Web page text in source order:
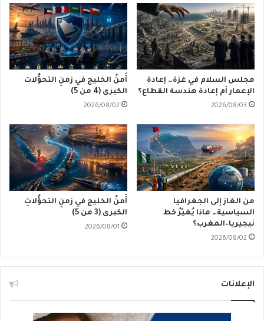
مجلس السلام في غزة… إعادة
الإعمار أم إعادة هندسة القطاع؟
2026/08/03
أَمنُ الخليج في زمنِ التحوُّلات
الكبرى (4 من 5)
2026/08/02
من الغاز إلى الجغرافيا
السياسية… ماذا يُغيّرُ خط
نيجيريا–المغرب؟
2026/08/02
أَمنُ الخليج في زمنِ التحوُّلاتِ
الكبرى (3 من 5)
2026/08/01
الإعلانات